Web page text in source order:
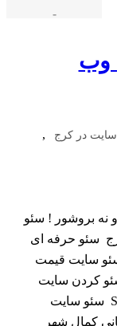
-
وب
در کرج ,
نه بروشور ! سئو
سئو حرفه ای
سایت قیمت
کردن سایت
بهینه سازی سایت در کرج SEO KARAJ سئو سایت
کمال شهر